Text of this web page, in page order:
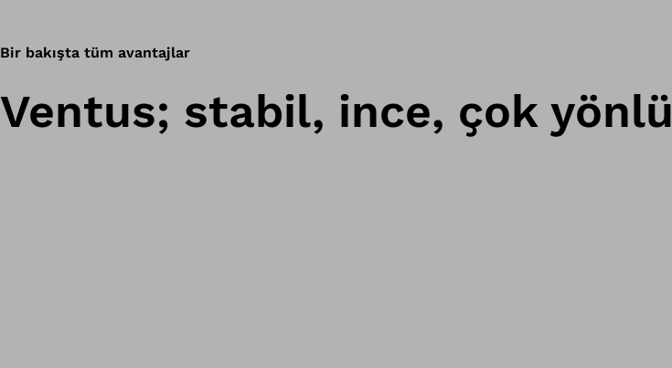
Bir bakışta tüm avantajlar
Ventus; stabil, ince, çok yönlü